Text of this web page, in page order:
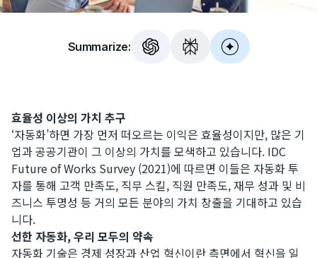
Summarize:
효율성 이상의 가치 추구
‘자동화’하면 가장 먼저 떠오르는 이익은 효율성이지만, 많은 기
업과 공공기관이 그 이상의 가치를 모색하고 있습니다. IDC
Future of Works Survey (2021)에 따르면 이들은 자동화 투
자를 통해 고객 만족도, 직무 스킬, 직원 만족도, 재무 성과 및 비
즈니스 투명성 등 거의 모든 분야의 가치 창출을 기대하고 있습
니다.
선한 자동화, 우리 모두의 약속
자동화 기술은 경제 성장과 산업 혁신이란 측면에서 혁신을 일